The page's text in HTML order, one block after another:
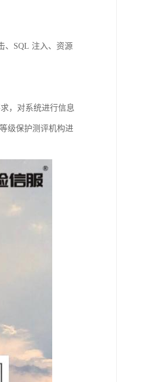
、SQL 注入、资源
，对系统进行信息
级保护测评机构进